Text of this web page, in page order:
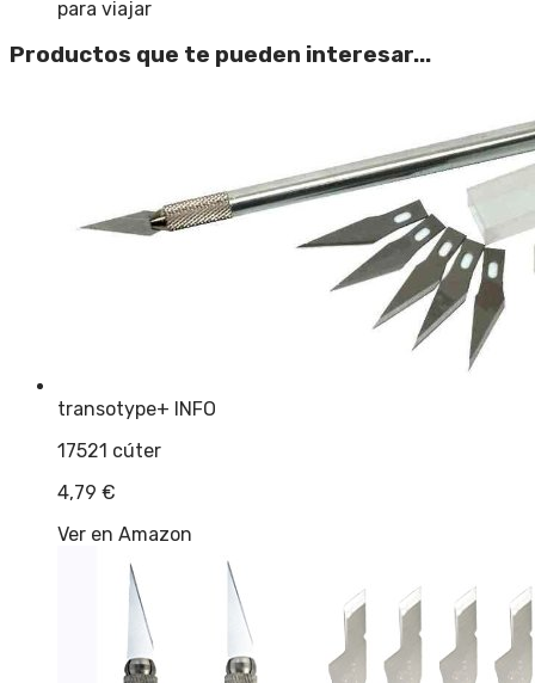
para viajar
Productos que te pueden interesar...
transotype+ INFO
17521 cúter
4,79 €
Ver en Amazon